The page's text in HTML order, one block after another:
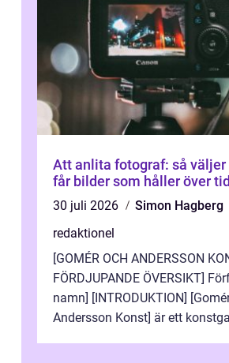
Att anlita fotograf: så väljer
får bilder som håller över tid
30 juli 2026
Simon Hagberg
redaktionel
[GOMÉR OCH ANDERSSON
FÖRDJUPANDE ÖVERSIKT]
namn] [INTRODUKTION]
Andersson Konst] är ett